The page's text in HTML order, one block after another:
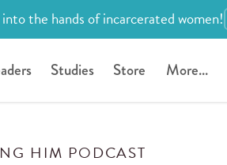
the hands of incarcerated women!
Studies Store More...
HIM PODCAST